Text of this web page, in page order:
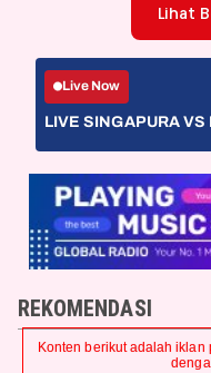
Lihat
Live Now
LIVE SINGAPURA